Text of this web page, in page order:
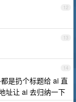
12
13
14
是扔个标题给 ai 直
址让 ai 去归纳一下